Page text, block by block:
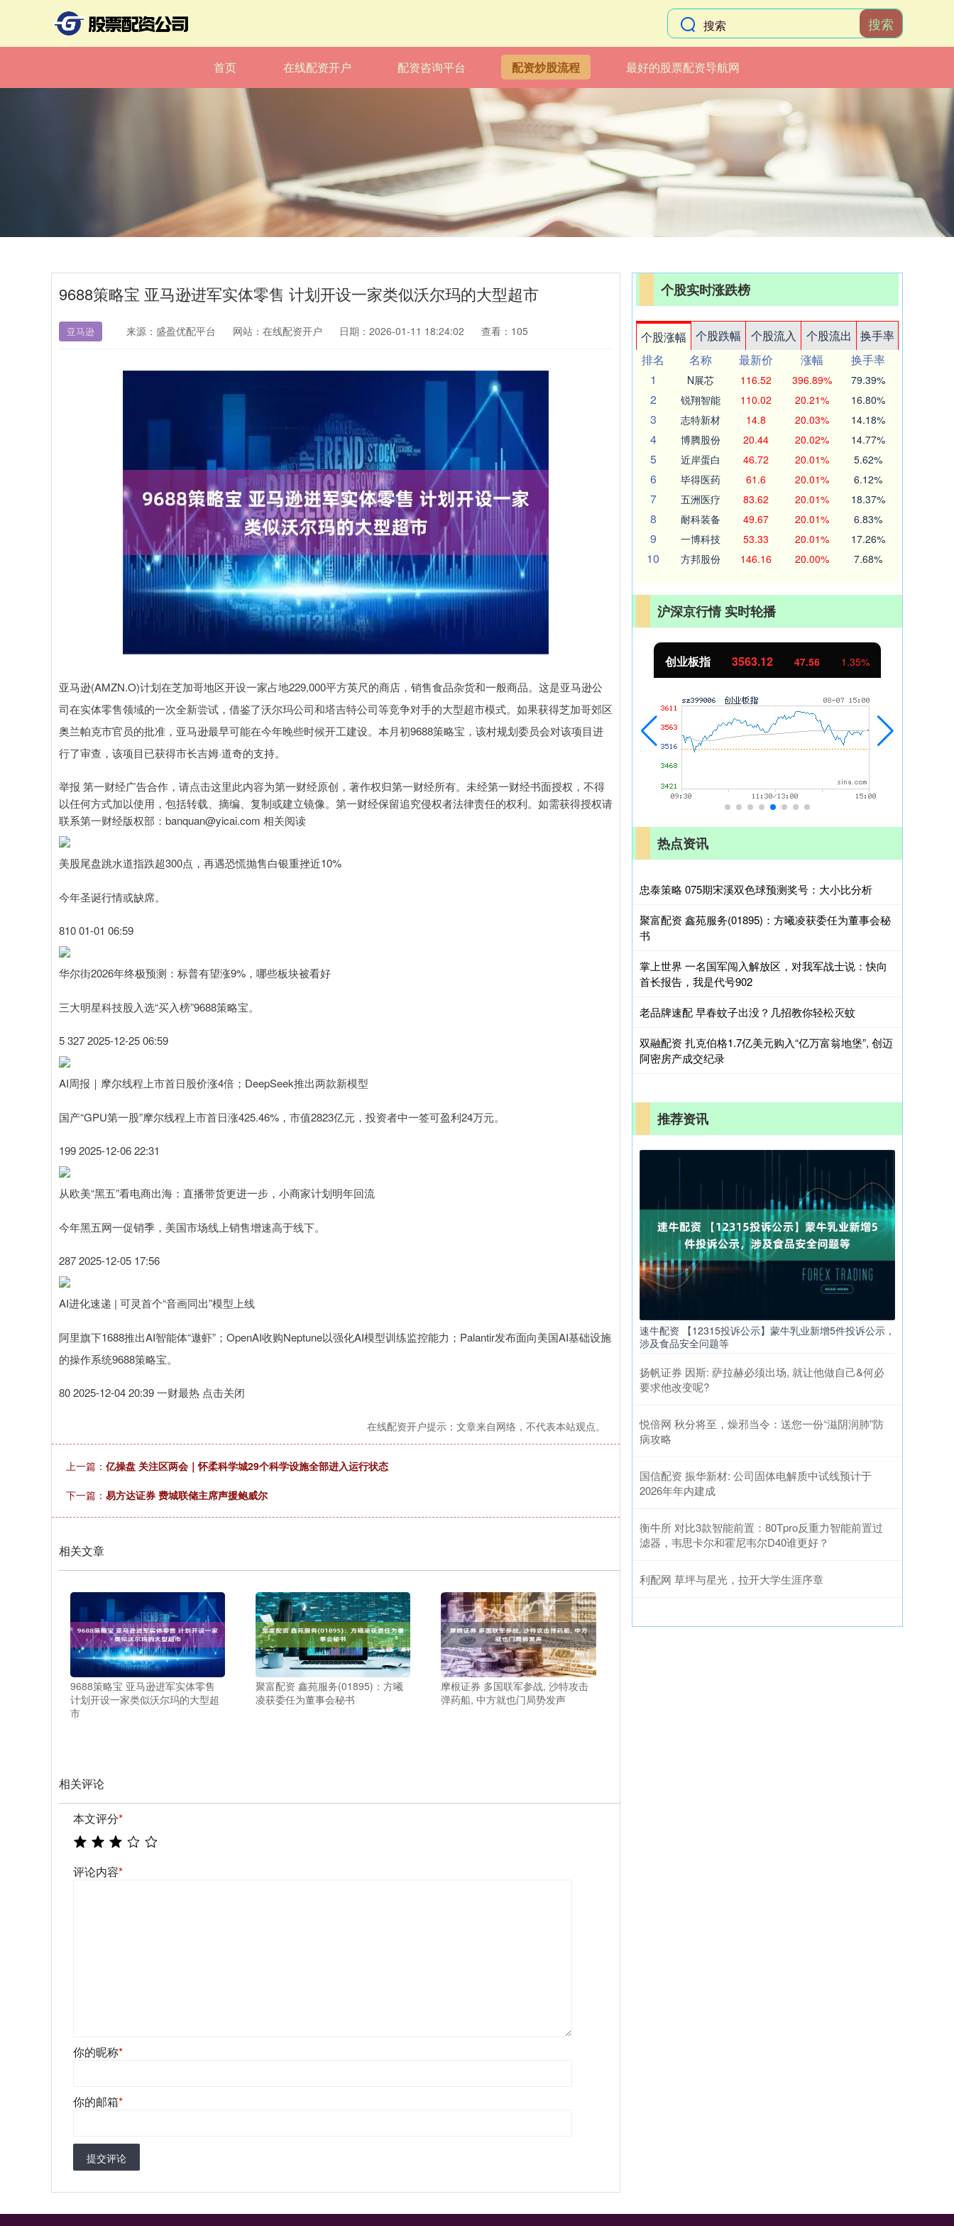
搜索
首页 在线配资开户 配资咨询平台 配资炒股流程 最好的股票配资导航网
9688策略宝 亚马逊进军实体零售 计划开设一家类似沃尔玛的大型超市
亚马逊 来源：盛盈优配平台 网站：在线配资开户 日期：2026-01-11 18:24:02 查看：105
亚马逊(AMZN.O)计划在芝加哥地区开设一家占地229,000平方英尺的商店，销售食品杂货和一般商品。这是亚马逊公
司在实体零售领域的一次全新尝试，借鉴了沃尔玛公司和塔吉特公司等竞争对手的大型超市模式。如果获得芝加哥郊区
奥兰帕克市官员的批准，亚马逊最早可能在今年晚些时候开工建设。本月初9688策略宝，该村规划委员会对该项目进
行了审查，该项目已获得市长吉姆·道奇的支持。
举报 第一财经广告合作，请点击这里此内容为第一财经原创，著作权归第一财经所有。未经第一财经书面授权，不得
以任何方式加以使用，包括转载、摘编、复制或建立镜像。第一财经保留追究侵权者法律责任的权利。如需获得授权请
联系第一财经版权部：banquan@yicai.com 相关阅读
美股尾盘跳水道指跌超300点，再遇恐慌抛售白银重挫近10%
今年圣诞行情或缺席。
810 01-01 06:59
华尔街2026年终极预测：标普有望涨9%，哪些板块被看好
三大明星科技股入选“买入榜”9688策略宝。
5 327 2025-12-25 06:59
AI周报｜摩尔线程上市首日股价涨4倍；DeepSeek推出两款新模型
国产“GPU第一股”摩尔线程上市首日涨425.46%，市值2823亿元，投资者中一签可盈利24万元。
199 2025-12-06 22:31
从欧美“黑五”看电商出海：直播带货更进一步，小商家计划明年回流
今年黑五网一促销季，美国市场线上销售增速高于线下。
287 2025-12-05 17:56
AI进化速递 | 可灵首个“音画同出”模型上线
阿里旗下1688推出AI智能体“遨虾”；OpenAI收购Neptune以强化AI模型训练监控能力；Palantir发布面向美国AI基础设施
的操作系统9688策略宝。
80 2025-12-04 20:39 一财最热 点击关闭
在线配资开户提示：文章来自网络，不代表本站观点。
上一篇： 亿操盘 关注区两会｜怀柔科学城29个科学设施全部进入运行状态
下一篇： 易方达证券 费城联储主席声援鲍威尔
相关文章
9688策略宝 亚马逊进军实体零售
计划开设一家类似沃尔玛的大型超
市
聚富配资 鑫苑服务(01895)：方曦
凌获委任为董事会秘书
摩根证券 多国联军参战, 沙特攻击
弹药船, 中方就也门局势发声
相关评论
本文评分*
评论内容*
你的昵称*
你的邮箱*
提交评论
个股实时涨跌榜
个股涨幅 个股跌幅 个股流入 个股流出
换手率
排名
名称 最新价 涨幅
换手率
1
N展芯 116.52 396.89% 79.39%
2 锐翔智能 110.02 20.21% 16.80%
3 志特新材 14.8 20.03% 14.18%
4 博腾股份 20.44 20.02% 14.77%
5 近岸蛋白 46.72 20.01% 5.62%
6 毕得医药 61.6 20.01% 6.12%
7 五洲医疗 83.62 20.01% 18.37%
8 耐科装备 49.67 20.01% 6.83%
9 一博科技 53.33 20.01% 17.26%
10 方邦股份 146.16 20.00% 7.68%
沪深京行情 实时轮播
创业板指 3563.12 47.56 1.35%
热点资讯
忠泰策略 075期宋溪双色球预测奖号：大小比分析
聚富配资 鑫苑服务(01895)：方曦凌获委任为董事会秘
书
掌上世界 一名国军闯入解放区，对我军战士说：快向
首长报告，我是代号902
老品牌速配 早春蚊子出没？几招教你轻松灭蚊
双融配资 扎克伯格1.7亿美元购入“亿万富翁地堡”, 创迈
阿密房产成交纪录
推荐资讯
速牛配资 【12315投诉公示】蒙牛乳业新增5件投诉公示，
涉及食品安全问题等
扬帆证券 因斯: 萨拉赫必须出场, 就让他做自己&何必
要求他改变呢?
悦倍网 秋分将至，燥邪当令：送您一份“滋阴润肺”防
病攻略
国信配资 振华新材: 公司固体电解质中试线预计于
2026年年内建成
衡牛所 对比3款智能前置：80Tpro反重力智能前置过
滤器，韦思卡尔和霍尼韦尔D40谁更好？
利配网 草坪与星光，拉开大学生涯序章